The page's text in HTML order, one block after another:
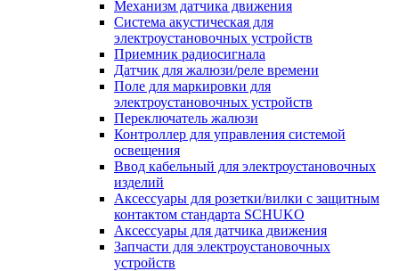
Механизм датчика движения
Система акустическая для
электроустановочных устройств
Приемник радиосигнала
Датчик для жалюзи/реле времени
Поле для маркировки для
электроустановочных устройств
Переключатель жалюзи
Контроллер для управления системой
освещения
Ввод кабельный для электроустановочных
изделий
Аксессуары для розетки/вилки с защитным
контактом стандарта SCHUKO
Аксессуары для датчика движения
Запчасти для электроустановочных
устройств